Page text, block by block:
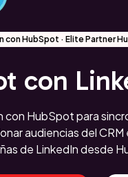
con HubSpot · Elite Partner
con
HubSpot para
audiencias del CRM
de LinkedIn desde